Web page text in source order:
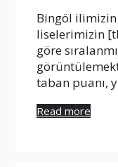
Bingöl
liselerimizin
göre
taban puanı,
Read more